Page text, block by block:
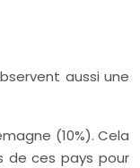
aussi une
(10%). Cela
de ces pays pour